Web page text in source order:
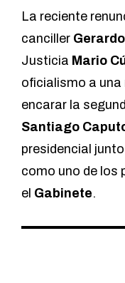
La reciente
canciller
Justicia Mario
oficialismo a
encarar la
Santiago
presidencial
como uno de los
el Gabinete.